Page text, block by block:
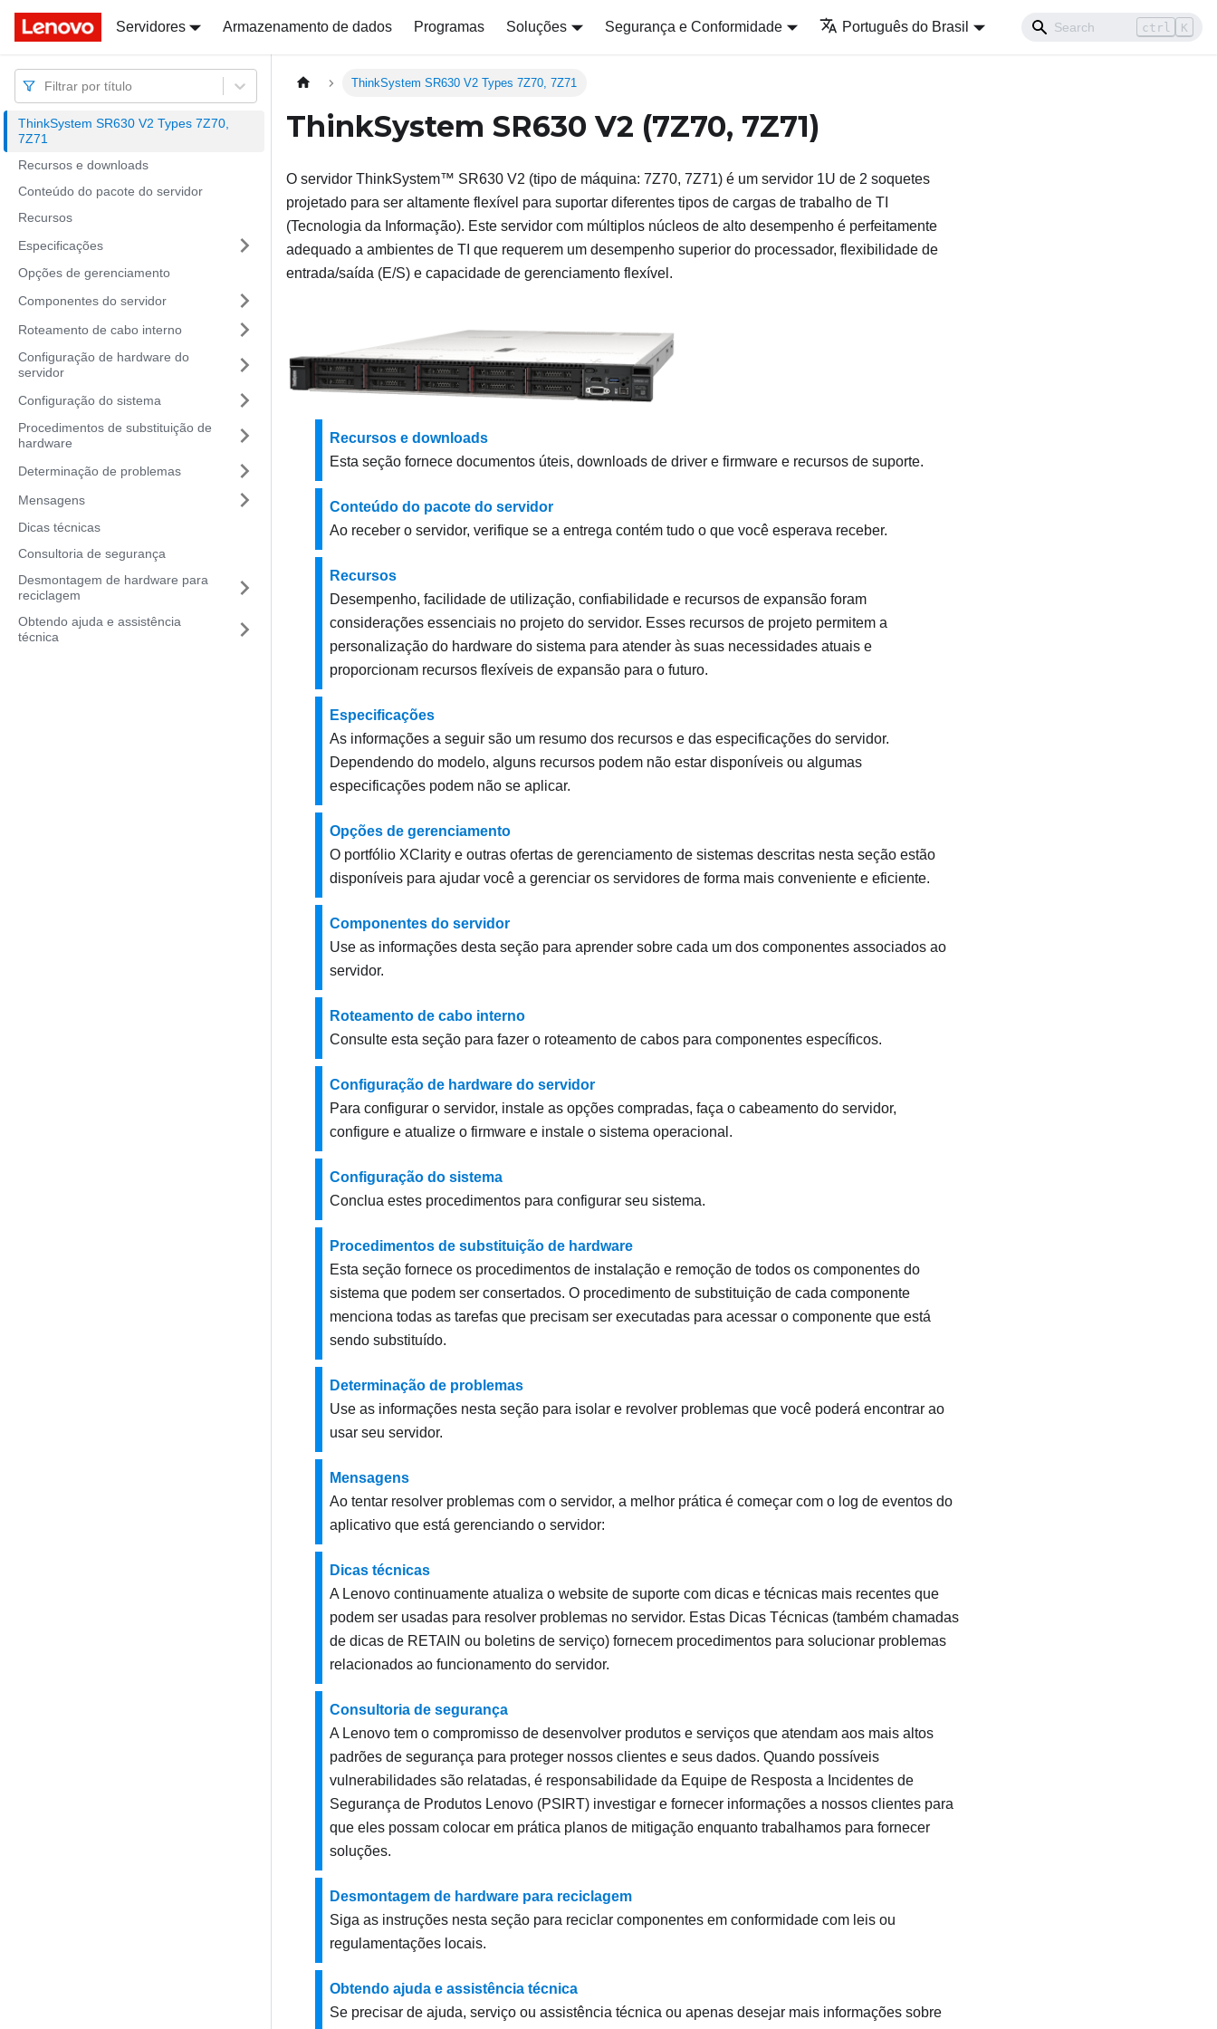
Docs
Servidores Armazenamento de dados Programas Soluções Segurança e Conformidade Português do Brasil ctrl K
Docs
Filtrar por título
ThinkSystem SR630 V2 Types 7Z70,
7Z71
Recursos e downloads
Conteúdo do pacote do servidor
Recursos
Especificações
Opções de gerenciamento
Componentes do servidor
Roteamento de cabo interno
Configuração de hardware do
servidor
Configuração do sistema
Procedimentos de substituição de
hardware
Determinação de problemas
Mensagens
Dicas técnicas
Consultoria de segurança
Desmontagem de hardware para
reciclagem
Obtendo ajuda e assistência
técnica
ThinkSystem SR630 V2 Types 7Z70, 7Z71
ThinkSystem SR630 V2 (7Z70, 7Z71)
O servidor ThinkSystem™ SR630 V2 (tipo de máquina: 7Z70, 7Z71) é um servidor 1U de 2 soquetes
projetado para ser altamente flexível para suportar diferentes tipos de cargas de trabalho de TI
(Tecnologia da Informação). Este servidor com múltiplos núcleos de alto desempenho é perfeitamente
adequado a ambientes de TI que requerem um desempenho superior do processador, flexibilidade de
entrada/saída (E/S) e capacidade de gerenciamento flexível.
Recursos e downloads
Esta seção fornece documentos úteis, downloads de driver e firmware e recursos de suporte.
Conteúdo do pacote do servidor
Ao receber o servidor, verifique se a entrega contém tudo o que você esperava receber.
Recursos
Desempenho, facilidade de utilização, confiabilidade e recursos de expansão foram
considerações essenciais no projeto do servidor. Esses recursos de projeto permitem a
personalização do hardware do sistema para atender às suas necessidades atuais e
proporcionam recursos flexíveis de expansão para o futuro.
Especificações
As informações a seguir são um resumo dos recursos e das especificações do servidor.
Dependendo do modelo, alguns recursos podem não estar disponíveis ou algumas
especificações podem não se aplicar.
Opções de gerenciamento
O portfólio XClarity e outras ofertas de gerenciamento de sistemas descritas nesta seção estão
disponíveis para ajudar você a gerenciar os servidores de forma mais conveniente e eficiente.
Componentes do servidor
Use as informações desta seção para aprender sobre cada um dos componentes associados ao
servidor.
Roteamento de cabo interno
Consulte esta seção para fazer o roteamento de cabos para componentes específicos.
Configuração de hardware do servidor
Para configurar o servidor, instale as opções compradas, faça o cabeamento do servidor,
configure e atualize o firmware e instale o sistema operacional.
Configuração do sistema
Conclua estes procedimentos para configurar seu sistema.
Procedimentos de substituição de hardware
Esta seção fornece os procedimentos de instalação e remoção de todos os componentes do
sistema que podem ser consertados. O procedimento de substituição de cada componente
menciona todas as tarefas que precisam ser executadas para acessar o componente que está
sendo substituído.
Determinação de problemas
Use as informações nesta seção para isolar e revolver problemas que você poderá encontrar ao
usar seu servidor.
Mensagens
Ao tentar resolver problemas com o servidor, a melhor prática é começar com o log de eventos do
aplicativo que está gerenciando o servidor:
Dicas técnicas
A Lenovo continuamente atualiza o website de suporte com dicas e técnicas mais recentes que
podem ser usadas para resolver problemas no servidor. Estas Dicas Técnicas (também chamadas
de dicas de RETAIN ou boletins de serviço) fornecem procedimentos para solucionar problemas
relacionados ao funcionamento do servidor.
Consultoria de segurança
A Lenovo tem o compromisso de desenvolver produtos e serviços que atendam aos mais altos
padrões de segurança para proteger nossos clientes e seus dados. Quando possíveis
vulnerabilidades são relatadas, é responsabilidade da Equipe de Resposta a Incidentes de
Segurança de Produtos Lenovo (PSIRT) investigar e fornecer informações a nossos clientes para
que eles possam colocar em prática planos de mitigação enquanto trabalhamos para fornecer
soluções.
Desmontagem de hardware para reciclagem
Siga as instruções nesta seção para reciclar componentes em conformidade com leis ou
regulamentações locais.
Obtendo ajuda e assistência técnica
Se precisar de ajuda, serviço ou assistência técnica ou apenas desejar mais informações sobre